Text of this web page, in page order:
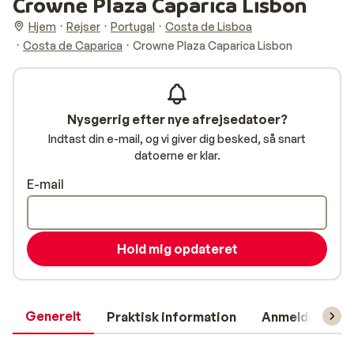
Hjem Rejser Portugal
Costa de Lisboa
Costa de Caparica
Crowne Plaza Caparica Lisbon
Generelt Praktisk information Anmeldelser
Nysgerrig efter nye afrejsedatoer?
Indtast din e-mail, og vi giver dig besked, så snart
datoerne er klar.
E-mail
Hold mig opdateret